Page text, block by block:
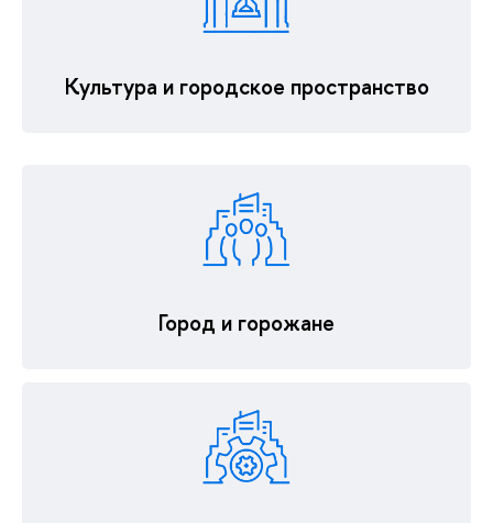
Культура и городское пространство
Город и горожане